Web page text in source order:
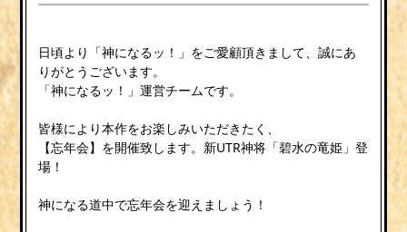
日頃より「神になるッ！」をご愛顧頂きまして、誠にあ
りがとうございます。
「神になるッ！」運営チームです。
皆様により本作をお楽しみいただきたく、
【忘年会】を開催致します。新UTR神将「碧水の竜姫」登
場！
神になる道中で忘年会を迎えましょう！